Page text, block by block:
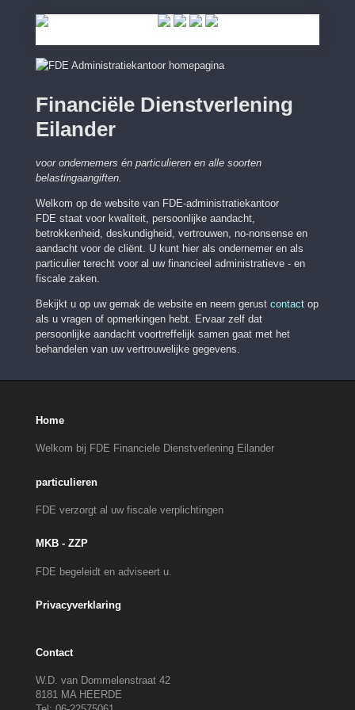
Financiële Dienstverlening
Eilander
voor ondernemers én particulieren en alle soorten
belastingaangiften.
Welkom op de website van FDE-administratiekantoor
FDE staat voor kwaliteit, persoonlijke aandacht,
betrokkenheid, deskundigheid, vertrouwen, no-nonsense en
aandacht voor de cliënt. U kunt hier als ondernemer en als
particulier terecht voor al uw financieel administratieve - en
fiscale zaken.
Bekijkt u op uw gemak de website en neem gerust contactop
als u vragen of opmerkingen hebt. Ervaar zelf dat
persoonlijke aandacht voortreffelijk samen gaat met het
behandelen van uw vertrouwelijke gegevens.
Home
Welkom bij FDE Financiele Dienstverlening Eilander
particulieren
FDE verzorgt al uw fiscale verplichtingen
MKB - ZZP
FDE begeleidt en adviseert u.
Privacyverklaring
Contact
W.D. van Dommelenstraat 42
8181 MA HEERDE